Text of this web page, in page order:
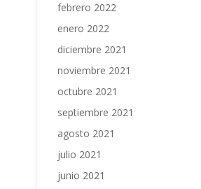
febrero 2022
enero 2022
diciembre 2021
noviembre 2021
octubre 2021
septiembre 2021
agosto 2021
julio 2021
junio 2021